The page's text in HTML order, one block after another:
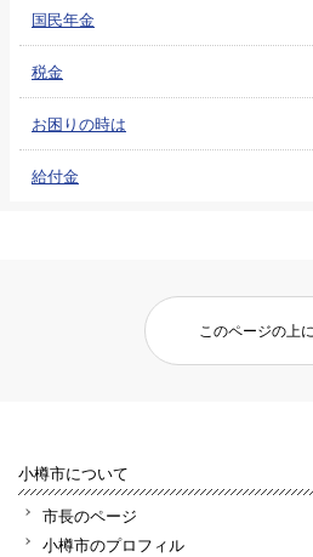
国民年金
税金
お困りの時は
給付金
このページの上
小樽市について
市長のページ
小樽市のプロフィル